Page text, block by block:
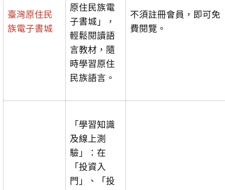
臺灣原住民
族電子書城
原住民族電
子書城」，
輕鬆閱讀語
言教材，隨
時學習原住
民族語言。
不須註冊會員，即可免
費閱覽。
「學習知識
及線上測
驗」：在
「投資入
門」、「投